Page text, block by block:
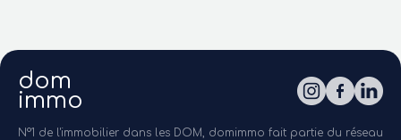
dom
immo
N°1 de l'immobilier dans les DOM, domimmo fait partie du réseau